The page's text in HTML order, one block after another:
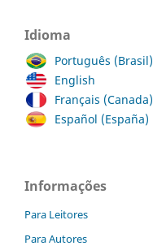
Idioma
Português (Brasil)
English
Français (Canada)
Español (España)
Informações
Para Leitores
Para Autores